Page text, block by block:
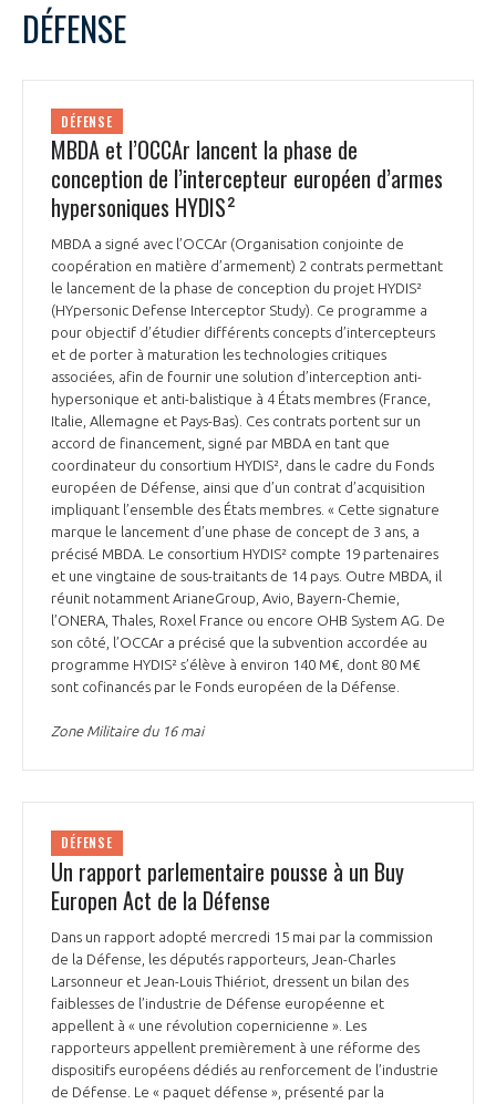
PRÉSENTATION
NOTRE VISION
NOS MISSIONS
NOTRE HISTOIRE
ORGANISATION
LE CONSEIL DU GIFAS
L’ÉQUIPE DU GIFAS
NOS RÉSEAUX À L'INTERNATIONAL
FONCTIONNEMENT
GEADS
COMITÉ AERO PME
STARTAIR
COMMISSIONS ET COMITÉS
ACCOMPAGNEMENT DE NOS ADHÉRENTS
LES PROGRAMMES DU GIFAS
UN ÉCOSYSTÈME INTÉGRÉ ET COHÉRENT
POURQUOI DEVENIR MEMBRE ?
LA MÉDIATION
LA MÉDIATION DANS LA FILIÈRE AÉRONAUTIQUE ET SPATIALE
LE MÉDIATEUR DE LA FILIÈRE AÉRONAUTIQUE ET SPATIALE
MÉDIATION ET CHARTE D’ENGAGEMENT SUR LES RELATIONS ENTRE
CLIENTS ET FOURNISSEURS
LA MÉDIATION AU-DELÀ DE LA FILIÈRE AÉRONAUTIQUE ET SPATIALE
PRENDRE CONTACT AVEC LE MÉDIATEUR DE LA FILIÈRE
LE SALON DU BOURGET
L'OBSERVATOIRE
CHIFFRES CLÉS
COMPÉTITIVITÉ
EMPLOI & FORMATION
ENVIRONNEMENT
INNOVATION
INTERNATIONALISATION
DOCUMENTS & BROCHURES
RAPPORTS D'ACTIVITÉS
1 2 3 4
5
13
14 16 17
23 24 25
28 29 31
DÉFENSE
DÉFENSE
MBDA et l’OCCAr lancent la phase de
conception de l’intercepteur européen d’armes
hypersoniques HYDIS²
MBDA a signé avec l’OCCAr (Organisation conjointe de
coopération en matière d’armement) 2 contrats permettant
le lancement de la phase de conception du projet HYDIS²
(HYpersonic Defense Interceptor Study). Ce programme a
pour objectif d’étudier différents concepts d’intercepteurs
et de porter à maturation les technologies critiques
associées, afin de fournir une solution d’interception anti-
hypersonique et anti-balistique à 4 États membres (France,
Italie, Allemagne et Pays-Bas). Ces contrats portent sur un
accord de financement, signé par MBDA en tant que
coordinateur du consortium HYDIS², dans le cadre du Fonds
européen de Défense, ainsi que d’un contrat d’acquisition
impliquant l’ensemble des États membres. « Cette signature
marque le lancement d’une phase de concept de 3 ans, a
précisé MBDA. Le consortium HYDIS² compte 19 partenaires
et une vingtaine de sous-traitants de 14 pays. Outre MBDA, il
réunit notamment ArianeGroup, Avio, Bayern-Chemie,
l’ONERA, Thales, Roxel France ou encore OHB System AG. De
son côté, l’OCCAr a précisé que la subvention accordée au
programme HYDIS² s’élève à environ 140 M€, dont 80 M€
sont cofinancés par le Fonds européen de la Défense.
Zone Militaire du 16 mai
DÉFENSE
Un rapport parlementaire pousse à un Buy
Europen Act de la Défense
Dans un rapport adopté mercredi 15 mai par la commission
de la Défense, les députés rapporteurs, Jean-Charles
Larsonneur et Jean-Louis Thiériot, dressent un bilan des
faiblesses de l’industrie de Défense européenne et
appellent à « une révolution copernicienne ». Les
rapporteurs appellent premièrement à une réforme des
dispositifs européens dédiés au renforcement de l’industrie
de Défense. Le « paquet défense », présenté par la
Rejoignez une filière d’excellence et développez
votre réseau au sein d’un écosystème intégré et
Découvrez les avantages d'adhérer au GIFAS.
Rencontres, salons, données sectorielles,
programmes ...
DEMANDE D’ADHÉSION